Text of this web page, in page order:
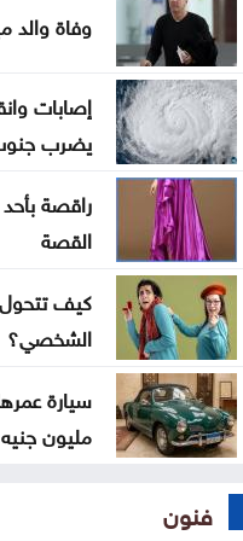
التربية تحذر من
تعديل نتائج التوجيهي
روسيا تسقط 456 مسيّرة أوكرانية وتعلن عن قتلى
مصابون بنيران
قطاع غزة
وفاة
إصابات
يضرب جنوب
راقصة
القصة
كيف تتحول
الشخصي؟
مليون
فنون